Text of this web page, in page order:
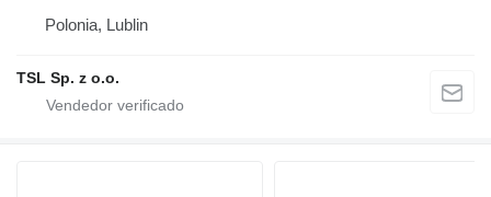
Polonia, Lublin
TSL Sp. z o.o.